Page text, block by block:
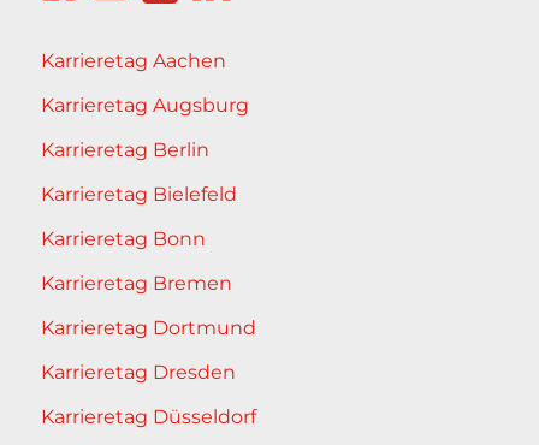
Karrieretag Aachen
Karrieretag Augsburg
Karrieretag Berlin
Karrieretag Bielefeld
Karrieretag Bonn
Karrieretag Bremen
Karrieretag Dortmund
Karrieretag Dresden
Karrieretag Düsseldorf